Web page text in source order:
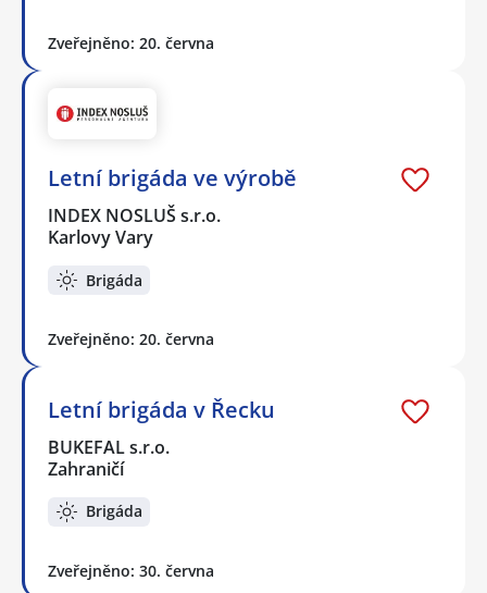
Zveřejněno: 20. června
Letní brigáda ve výrobě
INDEX NOSLUŠ s.r.o.
Karlovy Vary
Brigáda
Zveřejněno: 20. června
Letní brigáda v Řecku
BUKEFAL s.r.o.
Zahraničí
Brigáda
Zveřejněno: 30. června